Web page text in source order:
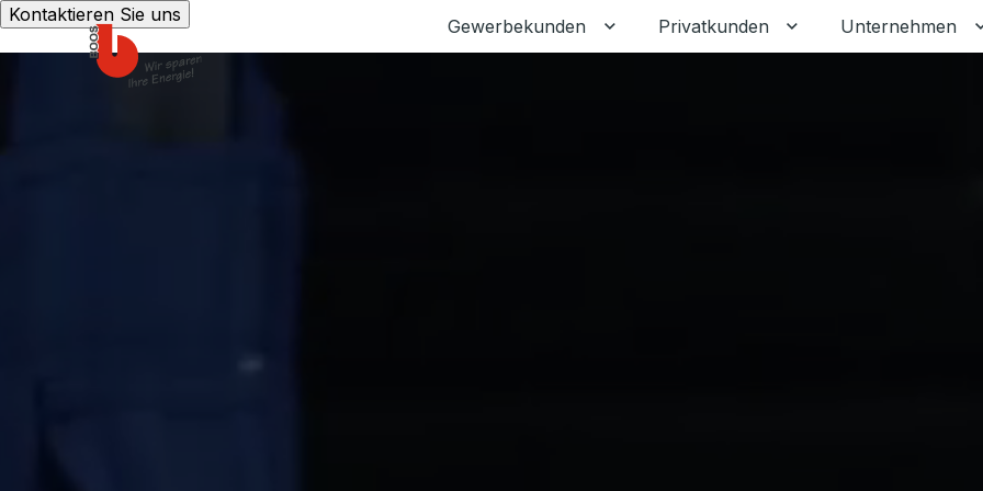
Kontaktieren Sie uns
Gewerbekunden Untermenü für Gewerbekunden umschalten
Privatkunden Untermenü für
Unternehmen